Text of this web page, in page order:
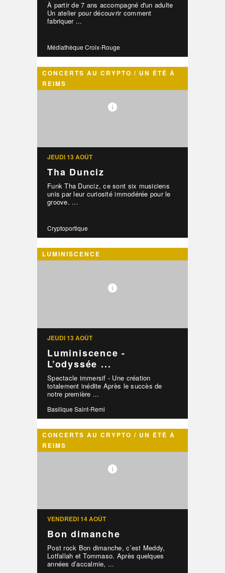
À partir de 7 ans accompagné d'un adulte
Un atelier pour découvrir comment
fabriquer ...
Médiathèque Croix-Rouge
CONCERTS AU CRYPTO / UN ÉTÉ À
REIMS
JEUDI 13 AOÛT
Tha Dunciz
Funk Tha Dunciz, ce sont six musiciens
unis par leur curiosité immodérée pour le
groove. ...
Cryptoportique
LUMINISCENCE
JEUDI 13 AOÛT
Luminiscence -
L’odyssée ...
Spectacle immersif - Une création
totalement inédite Après le succès de
notre première ...
Basilique Saint-Remi
CONCERTS AU CRYPTO / UN ÉTÉ À
REIMS
VENDREDI 14 AOÛT
Bon dimanche
Post rock Bon dimanche, c’est Meddy,
Lotfallah et Tommaso. Après quelques
années d’accalmie, ...